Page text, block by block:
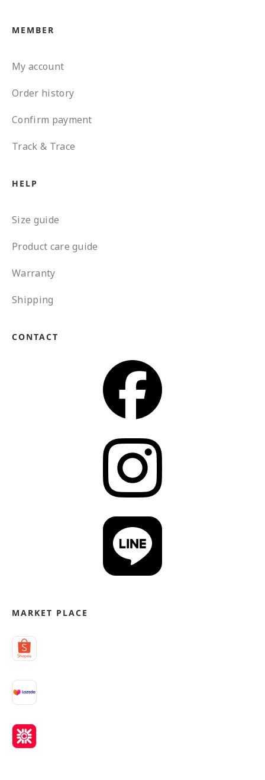
MEMBER
My account
Order history
Confirm payment
Track & Trace
HELP
Size guide
Product care guide
Warranty
Shipping
CONTACT
MARKET PLACE